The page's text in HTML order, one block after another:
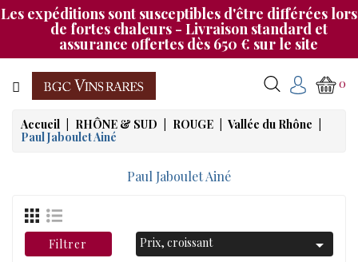
Les expéditions sont susceptibles d'être différées lors
de fortes chaleurs - Livraison standard et
assurance offertes dès 650 € sur le site
Catégorie
CHAMPAGNE
BOURGOGNE
RHÔNE
BORDEAUX
AUTRES
0
Accueil RHÔNE & SUD ROUGE
Vallée du Rhône
Paul Jaboulet Ainé
Paul Jaboulet Ainé
Filtrer Prix, croissant 